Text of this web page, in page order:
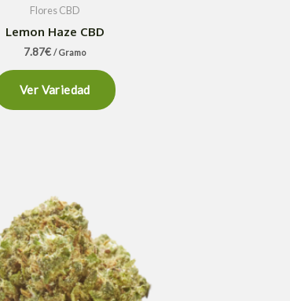
Flores CBD
Lemon Haze CBD
7.87€ / Gramo
Ver Variedad